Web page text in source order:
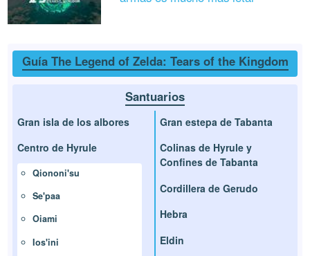
Guía The Legend of Zelda: Tears of the Kingdom
Santuarios
Gran isla de los albores
Centro de Hyrule
Qiononi'su
Se'paa
Oiami
Ios'ini
Gran estepa de Tabanta
Colinas de Hyrule y
Confines de Tabanta
Cordillera de Gerudo
Hebra
Eldin